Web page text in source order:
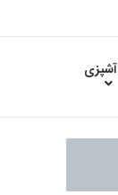
آشپزی